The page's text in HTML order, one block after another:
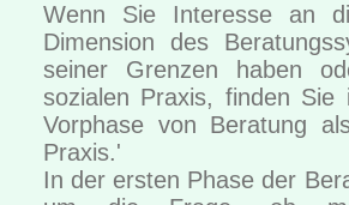
Wenn Sie Interesse an
Dimension des
seiner Grenzen haben
sozialen Praxis, finden
Vorphase von Beratung
Praxis.'
In der ersten Phase der